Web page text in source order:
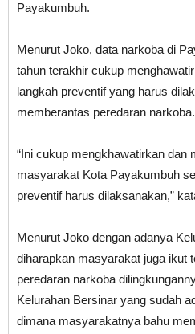
Payakumbuh.
Menurut Joko, data narkoba di
tahun terakhir cukup
langkah preventif yang harus
memberantas peredaran narkoba.
“Ini cukup mengkhawatirkan dan
masyarakat Kota Payakumbuh
preventif harus dilaksanakan,”
Menurut Joko dengan adanya
diharapkan masyarakat juga ikut
peredaran narkoba
Kelurahan Bersinar yang sudah
dimana masyarakatnya bahu